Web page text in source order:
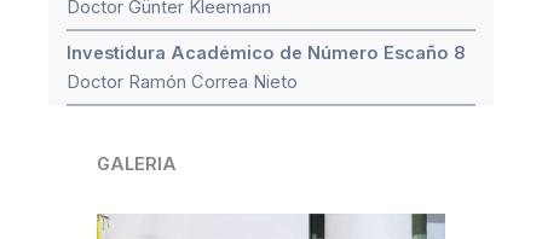
Doctor Günter Kleemann
Investidura Académico de Número Escaño 8
Doctor Ramón Correa Nieto
GALERIA